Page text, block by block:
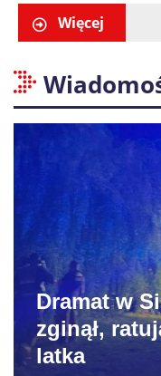
Więcej
Dramat w
zginął,
latka